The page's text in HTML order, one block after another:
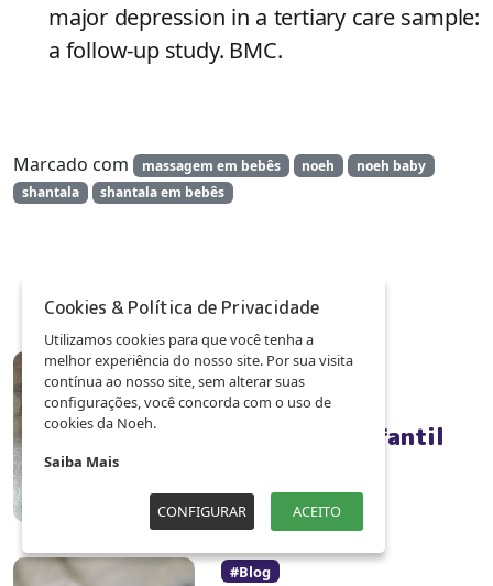
major depression in a tertiary care sample:
a follow-up study. BMC.
Marcado com massagem em bebês noeh
noeh baby
shantala
shantala em bebês
Leia Também
#Blog
08 de outubro de 2023
Obesidade Infantil
#Blog
Cookies & Política de Privacidade
Utilizamos cookies para que você tenha a
melhor experiência do nosso site. Por sua visita
contínua ao nosso site, sem alterar suas
configurações, você concorda com o uso de
cookies da Noeh.
Saiba Mais
CONFIGURAR ACEITO